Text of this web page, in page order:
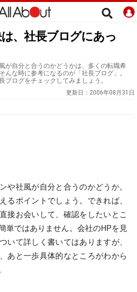
、社長ブログにあっ
が自分と合うのかどうかは、多くの転職希
んな時に参考になるのが「社長ブログ」。
ブログをチェックしてみましょう。
更新日： 2006年08月31日
や社風が自分と合うのかどうか。
るポイントでしょう。できれば、
接お会いして、確認をしたいとこ
単ではありません。会社のHPを見
いて詳しく書いてはありますが、
あと一歩具体的なところがわから